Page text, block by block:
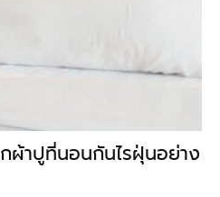
ผ้าปูที่นอนกันไรฝุ่นอย่าง